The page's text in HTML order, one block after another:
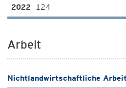
124
Arbeit
Nichtlandwirtschaftliche